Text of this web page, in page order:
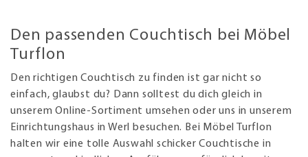
Den passenden Couchtisch bei Möbel
Turflon
Den richtigen Couchtisch zu finden ist gar nicht so
einfach, glaubst du? Dann solltest du dich gleich in
unserem Online-Sortiment umsehen oder uns in unserem
Einrichtungshaus in Werl besuchen. Bei Möbel Turflon
halten wir eine tolle Auswahl schicker Couchtische in